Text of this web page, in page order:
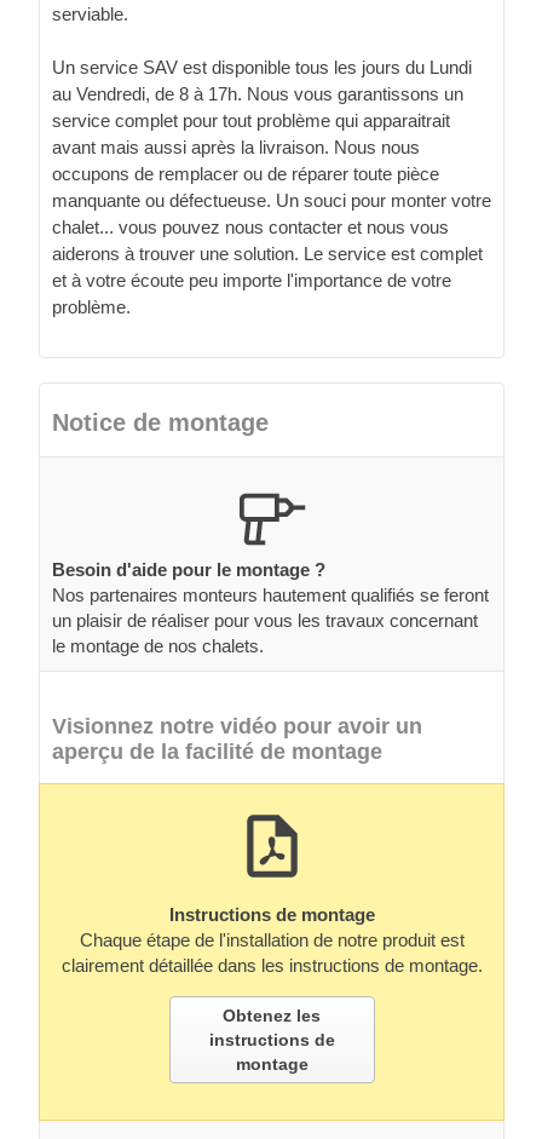
serviable.
Un service SAV est disponible tous les jours du Lundi
au Vendredi, de 8 à 17h. Nous vous garantissons un
service complet pour tout problème qui apparaitrait
avant mais aussi après la livraison. Nous nous
occupons de remplacer ou de réparer toute pièce
manquante ou défectueuse. Un souci pour monter votre
chalet... vous pouvez nous contacter et nous vous
aiderons à trouver une solution. Le service est complet
et à votre écoute peu importe l'importance de votre
problème.
Notice de montage
Besoin d'aide pour le montage ?
Nos partenaires monteurs hautement qualifiés se feront
un plaisir de réaliser pour vous les travaux concernant
le montage de nos chalets.
Visionnez notre vidéo pour avoir un
aperçu de la facilité de montage
Instructions de montage
Chaque étape de l'installation de notre produit est
clairement détaillée dans les instructions de montage.
Obtenez les
instructions de
montage